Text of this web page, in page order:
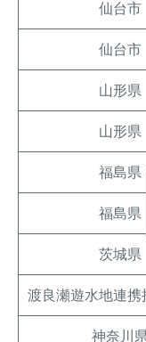
仙台市
仙台市
山形県
山形県
福島県
福島県
茨城県
渡良瀬遊水地連携
神奈川